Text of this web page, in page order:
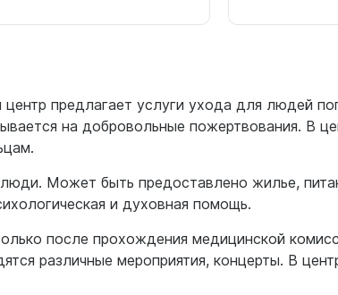
центр предлагает услуги ухода для людей
на добровольные пожертвования. В
Может быть предоставлено жилье,
и духовная помощь.
после прохождения медицинской
различные мероприятия, концерты. В